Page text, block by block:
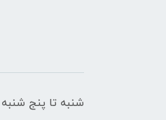
شنبه تا پنج شنبه ، از ساعت 9